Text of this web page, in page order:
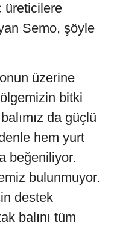
üreticilere
Semo, şöyle
üzerine
bitki
da güçlü
hem yurt
beğeniliyor.
bulunmuyor.
destek
balını tüm